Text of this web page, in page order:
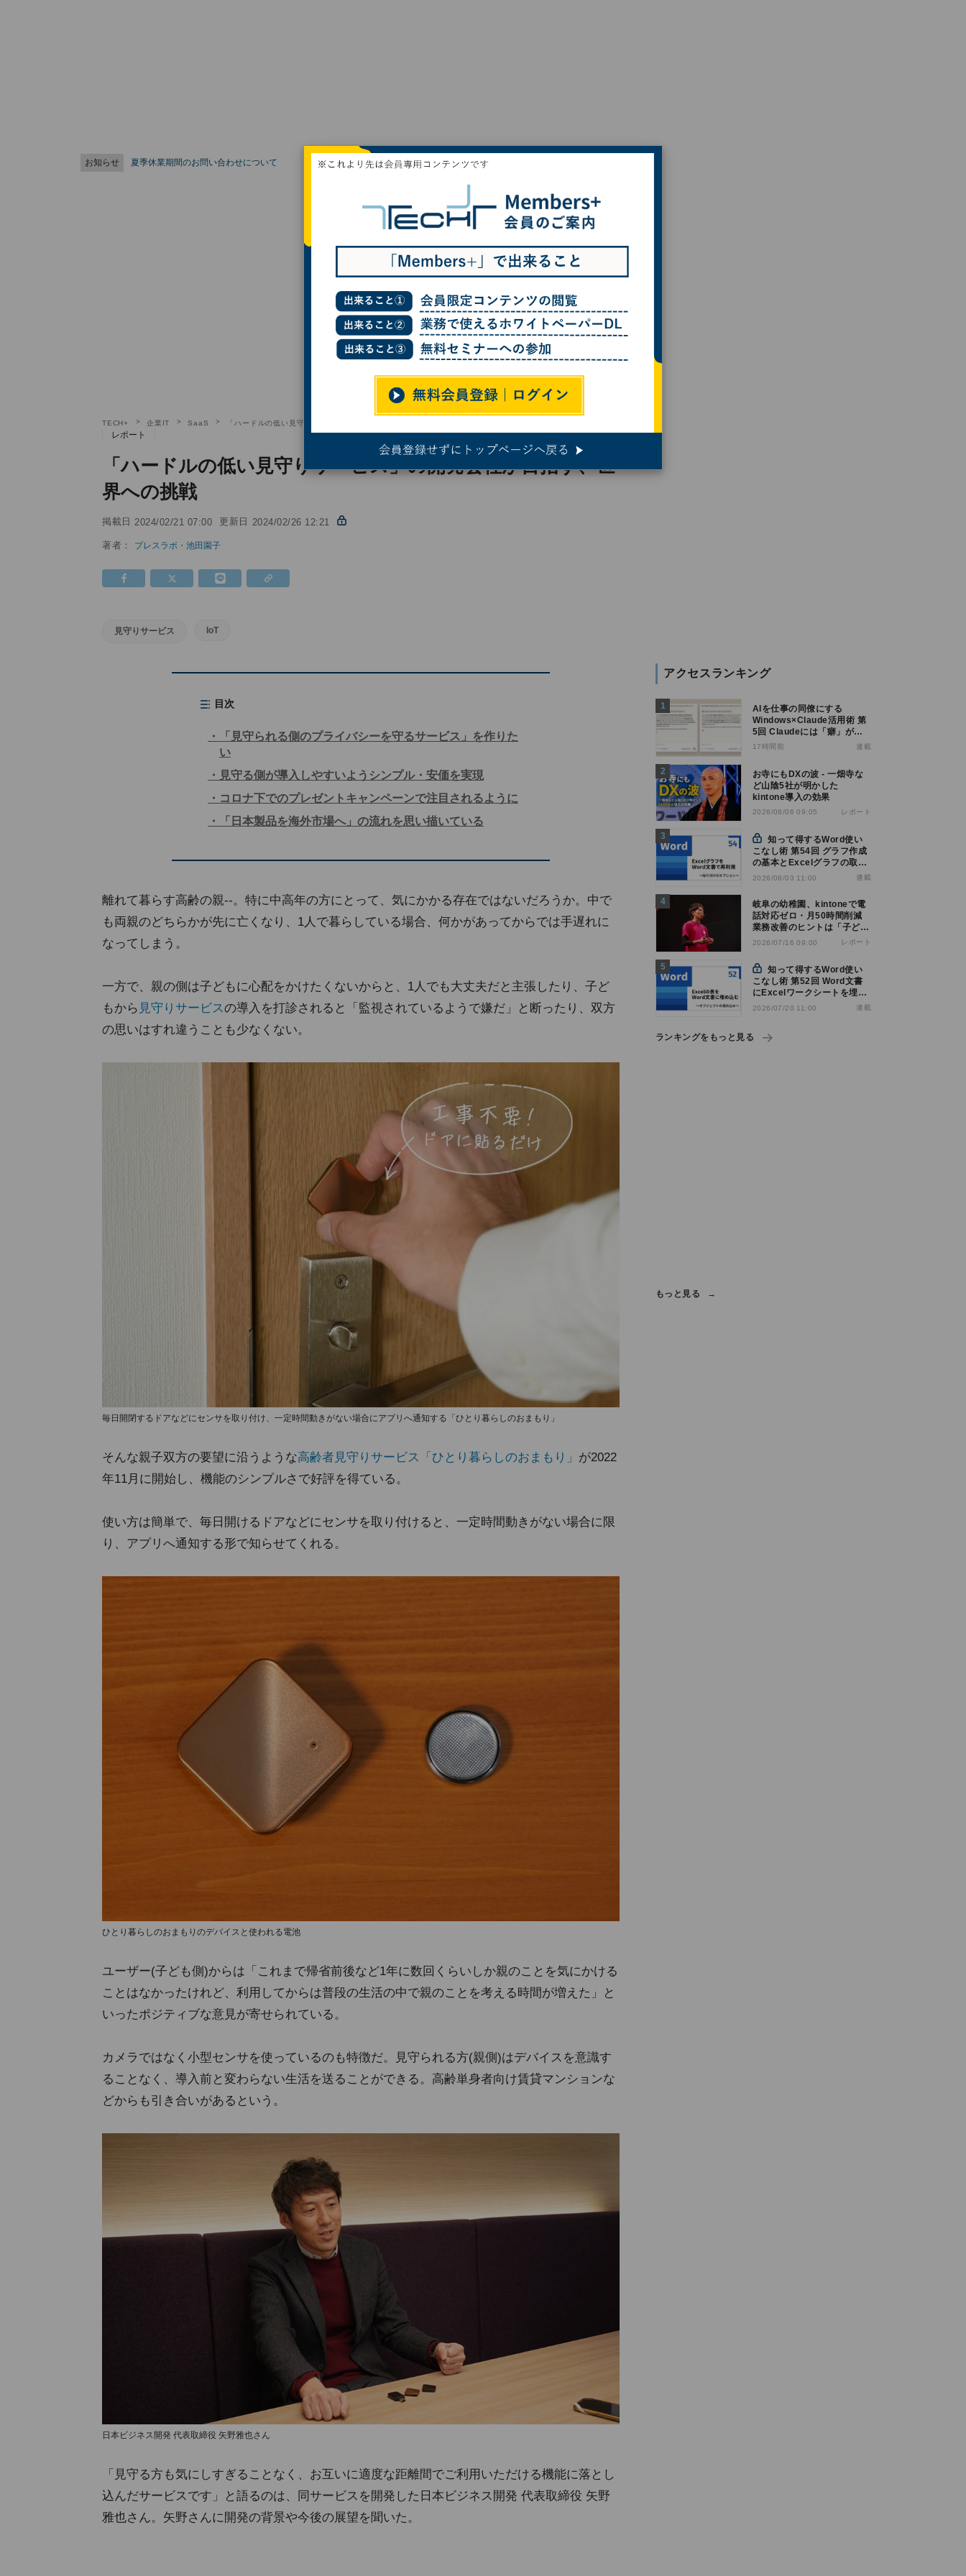
お知らせ 夏季休業期間のお問い合わせについて
TECH+ 企業IT SaaS 「ハードルの低い見守りサービス」の開発会社が目指す、世界への挑戦
レポート
「ハードルの低い見守りサービス」の開発会社が目指す、世
界への挑戦
掲載日 2024/02/21 07:00 更新日 2024/02/26 12:21
著者： プレスラボ・池田園子
見守りサービス IoT
目次
「見守られる側のプライバシーを守るサービス」を作りた
い
見守る側が導入しやすいようシンプル・安価を実現
コロナ下でのプレゼントキャンペーンで注目されるように
「日本製品を海外市場へ」の流れを思い描いている
離れて暮らす高齢の親--。特に中高年の方にとって、気にかかる存在ではないだろうか。中で
も両親のどちらかが先に亡くなり、1人で暮らしている場合、何かがあってからでは手遅れに
なってしまう。
一方で、親の側は子どもに心配をかけたくないからと、1人でも大丈夫だと主張したり、子ど
もから 見守りサービスの導入を打診されると「監視されているようで嫌だ」と断ったり、双方
の思いはすれ違うことも少なくない。
毎日開閉するドアなどにセンサを取り付け、一定時間動きがない場合にアプリへ通知する「ひとり暮らしのおまもり」
そんな親子双方の要望に沿うような高齢者見守りサービス「ひとり暮らしのおまもり」 が2022
年11月に開始し、機能のシンプルさで好評を得ている。
使い方は簡単で、毎日開けるドアなどにセンサを取り付けると、一定時間動きがない場合に限
り、アプリへ通知する形で知らせてくれる。
ひとり暮らしのおまもりのデバイスと使われる電池
ユーザー(子ども側)からは「これまで帰省前後など1年に数回くらいしか親のことを気にかける
ことはなかったけれど、利用してからは普段の生活の中で親のことを考える時間が増えた」と
いったポジティブな意見が寄せられている。
カメラではなく小型センサを使っているのも特徴だ。見守られる方(親側)はデバイスを意識す
ることなく、導入前と変わらない生活を送ることができる。高齢単身者向け賃貸マンションな
どからも引き合いがあるという。
日本ビジネス開発 代表取締役 矢野雅也さん
「見守る方も気にしすぎることなく、お互いに適度な距離間でご利用いただける機能に落とし
込んだサービスです」と語るのは、同サービスを開発した日本ビジネス開発 代表取締役 矢野
雅也さん。矢野さんに開発の背景や今後の展望を聞いた。
アクセスランキング
AIを仕事の同僚にする
Windows×Claude活用術 第
5回 Claudeには「癖」があ
る――戸惑いやすい7つの仕
17時間前 連載
お寺にもDXの波 - 一畑寺な
ど山陰5社が明かした
kintone導入の効果
2026/08/06 09:05 レポート
知って得するWord使い
こなし術 第54回 グラフ作成
の基本とExcelグラフの取り
込み方法
2026/08/03 11:00 連載
岐阜の幼稚園、kintoneで電
話対応ゼロ・月50時間削減
業務改善のヒントは「子ども
の遊び」
2026/07/16 09:00 レポート
知って得するWord使い
こなし術 第52回 Word文書
にExcelワークシートを埋め
込んで表を作る
2026/07/20 11:00 連載
ランキングをもっと見る
もっと見る